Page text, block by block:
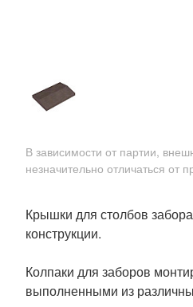
В зависимости от партии,
незначительно отличаться от
Крышки для столбов
конструкции.
Колпаки для заборов
выполненными из